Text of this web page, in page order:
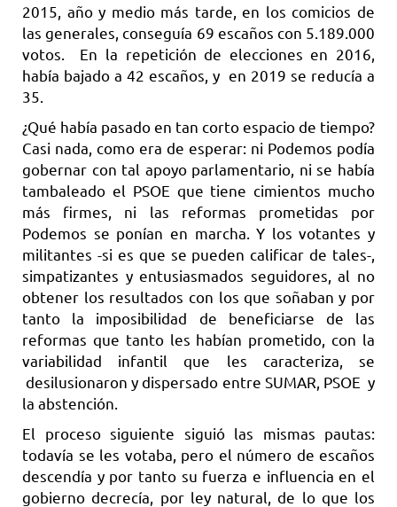
2015, año y medio más tarde, en los comicios de
las generales, conseguía 69 escaños con 5.189.000
votos. En la repetición de elecciones en 2016,
había bajado a 42 escaños, y en 2019 se reducía a
35.
¿Qué había pasado en tan corto espacio de tiempo?
Casi nada, como era de esperar: ni Podemos podía
gobernar con tal apoyo parlamentario, ni se había
tambaleado el PSOE que tiene cimientos mucho
más firmes, ni las reformas prometidas por
Podemos se ponían en marcha. Y los votantes y
militantes -si es que se pueden calificar de tales-,
simpatizantes y entusiasmados seguidores, al no
obtener los resultados con los que soñaban y por
tanto la imposibilidad de beneficiarse de las
reformas que tanto les habían prometido, con la
variabilidad infantil que les caracteriza, se
desilusionaron y dispersado entre SUMAR, PSOE y
la abstención.
El proceso siguiente siguió las mismas pautas:
todavía se les votaba, pero el número de escaños
descendía y por tanto su fuerza e influencia en el
gobierno decrecía, por ley natural, de lo que los